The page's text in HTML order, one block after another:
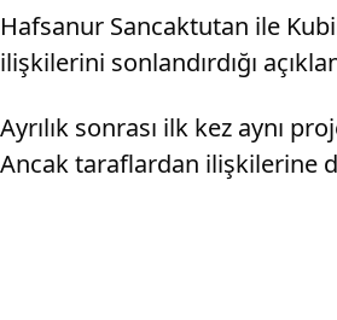
Hafsanur Sancaktutan ile
ilişkilerini sonlandırdığı
Ayrılık sonrası ilk kez aynı
Ancak taraflardan ilişkilerine